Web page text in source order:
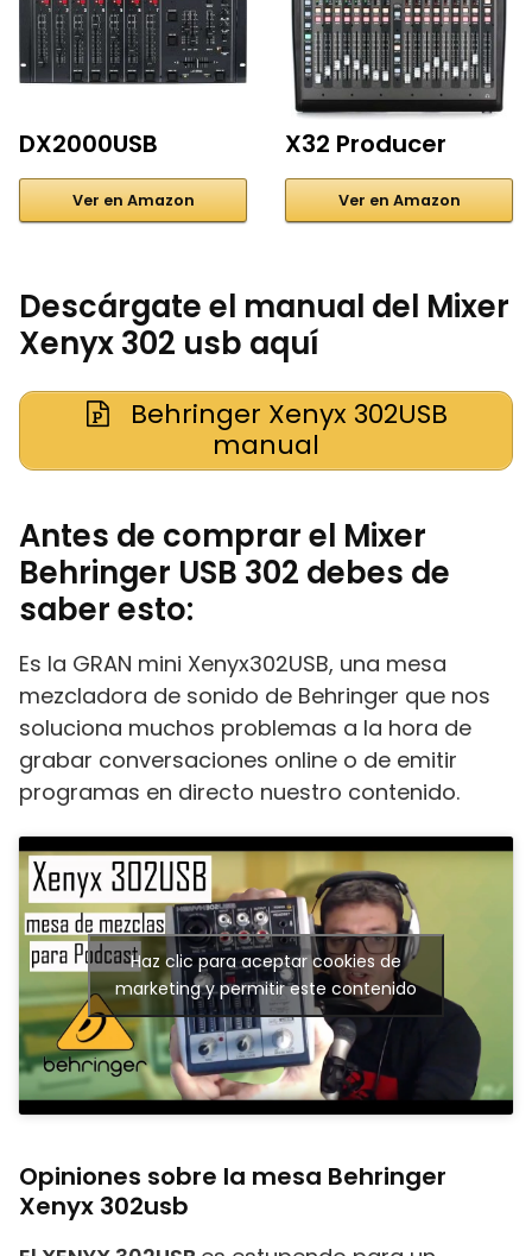
DX2000USB
Ver en Amazon
X32 Producer
Ver en Amazon
Descárgate el manual del Mixer
Xenyx 302 usb aquí
Behringer Xenyx 302USB
manual
Antes de comprar el Mixer
Behringer USB 302 debes de
saber esto:
Es la GRAN mini Xenyx302USB, una mesa
mezcladora de sonido de Behringer que nos
soluciona muchos problemas a la hora de
grabar conversaciones online o de emitir
programas en directo nuestro contenido.
Haz clic para aceptar cookies de
marketing y permitir este contenido
Opiniones sobre la mesa Behringer
Xenyx 302usb